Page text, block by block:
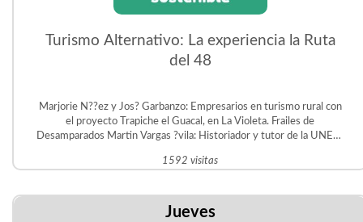
Turismo Alternativo: La experiencia la Ruta
del 48
Marjorie N??ez y Jos? Garbanzo: Empresarios en turismo rural con
el proyecto Trapiche el Guacal, en La Violeta. Frailes de
Desamparados Martin Vargas ?vila: Historiador y tutor de la UNED.
1592 visitas
Jueves